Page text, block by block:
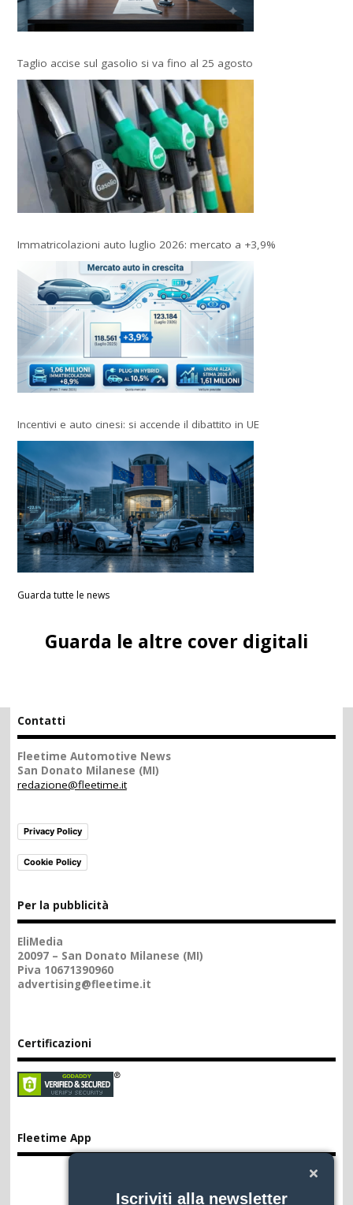
Taglio accise sul gasolio si va fino al 25 agosto
Immatricolazioni auto luglio 2026: mercato a +3,9%
Incentivi e auto cinesi: si accende il dibattito in UE
Guarda tutte le news
Iscriviti alla newsletter
Guarda le altre cover digitali
Contatti
Fleetime Automotive News
San Donato Milanese (MI)
redazione@fleetime.it
Privacy Policy
Cookie Policy
Per la pubblicità
EliMedia
20097 – San Donato Milanese (MI)
Piva 10671390960
advertising@fleetime.it
Certificazioni
Fleetime App